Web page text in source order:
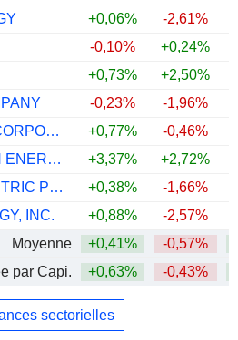
+0,06% -2,61%
-0,10% +0,24%
+0,73% +2,50%
-0,23% -1,96%
DUKE ENERGY CORPORATION
+0,77% -0,46%
CONSTELLATION ENERGY CORPORATION
+3,37% +2,72%
AMERICAN ELECTRIC POWER COMPANY, INC.
+0,38% -1,66%
INC.
+0,88% -2,57%
Moyenne
+0,41% -0,57%
par Capi.
+0,63% -0,43%
sectorielles